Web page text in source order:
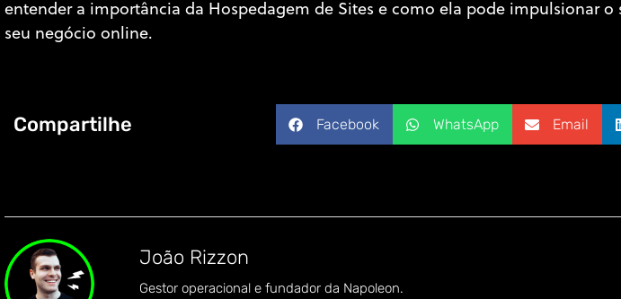
entender a importância da Hospedagem de Sites e como ela pode impulsionar o
seu negócio online.
Compartilhe Facebook WhatsApp Email
João Rizzon
Gestor operacional e fundador da Napoleon.